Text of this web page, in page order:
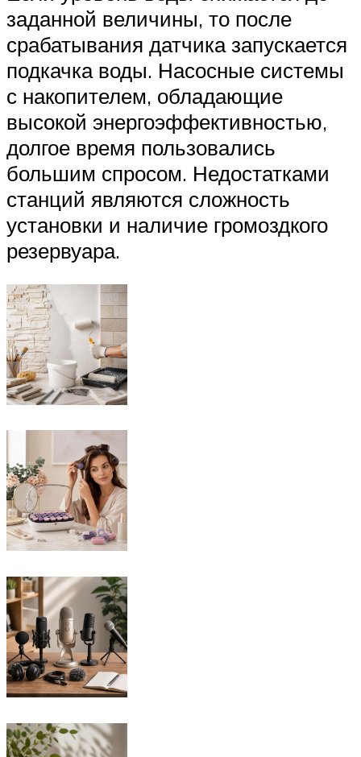
заданной величины, то после
срабатывания датчика запускается
подкачка воды. Насосные системы
с накопителем, обладающие
высокой энергоэффективностью,
долгое время пользовались
большим спросом. Недостатками
станций являются сложность
установки и наличие громоздкого
резервуара.